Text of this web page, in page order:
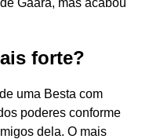
Gaara, mas acabou
forte?
uma Besta com
poderes conforme
dela. O mais